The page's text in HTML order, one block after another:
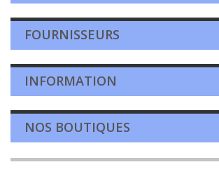
FOURNISSEURS
INFORMATION
NOS BOUTIQUES